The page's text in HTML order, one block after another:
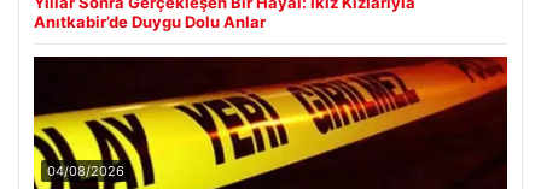
Anıtkabir’de Duygu Dolu Anlar
04/08/2026